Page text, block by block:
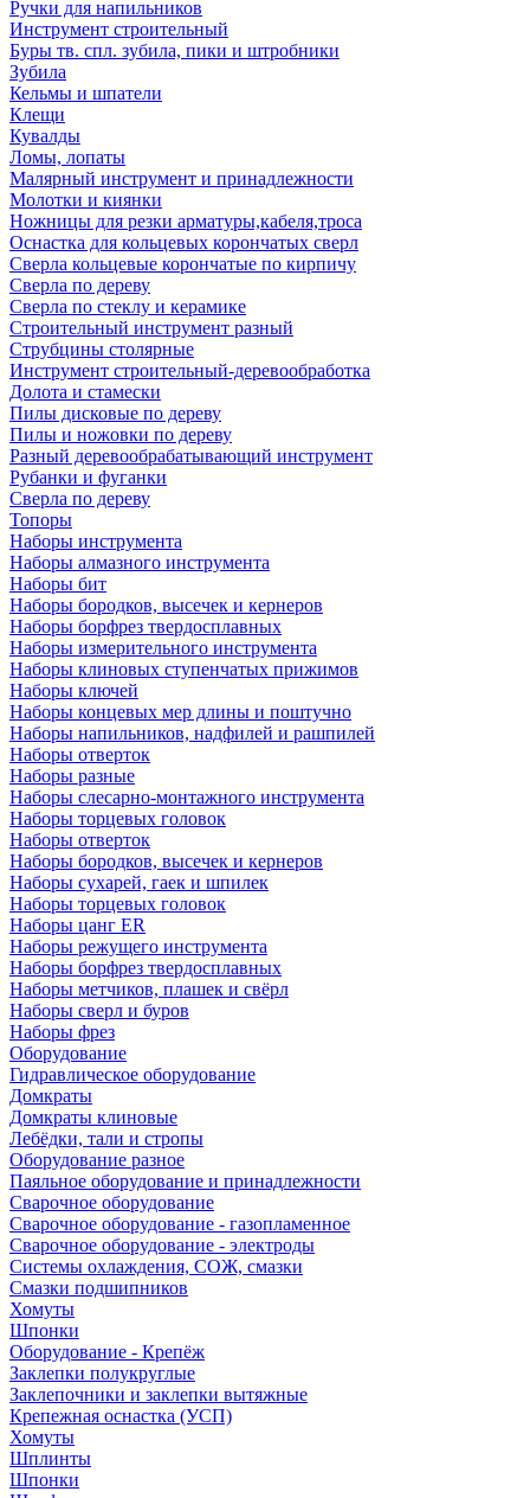
Ручки для напильников
Инструмент строительный
Буры тв. спл. зубила, пики и штробники
Зубила
Кельмы и шпатели
Клещи
Кувалды
Ломы, лопаты
Малярный инструмент и принадлежности
Молотки и киянки
Ножницы для резки арматуры,кабеля,троса
Оснастка для кольцевых корончатых сверл
Сверла кольцевые корончатые по кирпичу
Сверла по дереву
Сверла по стеклу и керамике
Строительный инструмент разный
Струбцины столярные
Инструмент строительный-деревообработка
Долота и стамески
Пилы дисковые по дереву
Пилы и ножовки по дереву
Разный деревообрабатывающий инструмент
Рубанки и фуганки
Сверла по дереву
Топоры
Наборы инструмента
Наборы алмазного инструмента
Наборы бит
Наборы бородков, высечек и кернеров
Наборы борфрез твердосплавных
Наборы измерительного инструмента
Наборы клиновых ступенчатых прижимов
Наборы ключей
Наборы концевых мер длины и поштучно
Наборы напильников, надфилей и рашпилей
Наборы отверток
Наборы разные
Наборы слесарно-монтажного инструмента
Наборы торцевых головок
Наборы отверток
Наборы бородков, высечек и кернеров
Наборы сухарей, гаек и шпилек
Наборы торцевых головок
Наборы цанг ER
Наборы режущего инструмента
Наборы борфрез твердосплавных
Наборы метчиков, плашек и свёрл
Наборы сверл и буров
Наборы фрез
Оборудование
Гидравлическое оборудование
Домкраты
Домкраты клиновые
Лебёдки, тали и стропы
Оборудование разное
Паяльное оборудование и принадлежности
Сварочное оборудование
Сварочное оборудование - газопламенное
Сварочное оборудование - электроды
Системы охлаждения, СОЖ, смазки
Смазки подшипников
Хомуты
Шпонки
Оборудование - Крепёж
Заклепки полукруглые
Заклепочники и заклепки вытяжные
Крепежная оснастка (УСП)
Хомуты
Шплинты
Шпонки